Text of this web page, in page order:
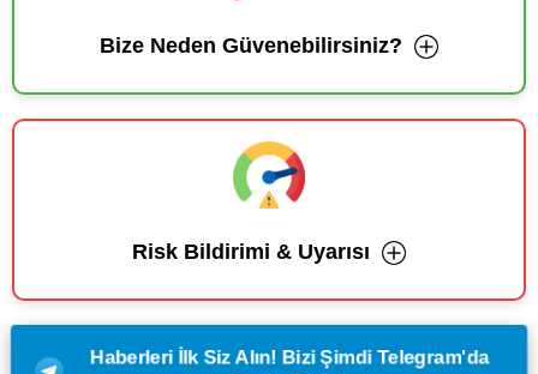
Bize Neden Güvenebilirsiniz?
Risk Bildirimi & Uyarısı
Haberleri İlk Siz Alın! Bizi Şimdi Telegram'da